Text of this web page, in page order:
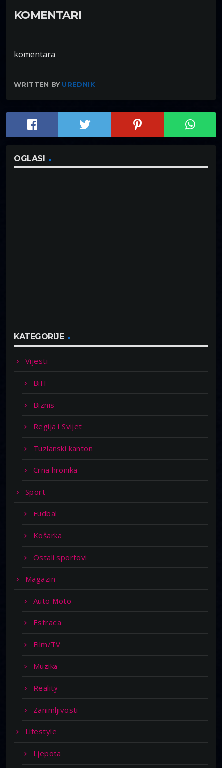
KOMENTARI
komentara
WRITTEN BY UREDNIK
OGLASI
KATEGORIJE
Vijesti
BiH
Biznis
Regija i Svijet
Tuzlanski kanton
Crna hronika
Sport
Fudbal
Košarka
Ostali sportovi
Magazin
Auto Moto
Estrada
Film/TV
Muzika
Reality
Zanimljivosti
Lifestyle
Ljepota